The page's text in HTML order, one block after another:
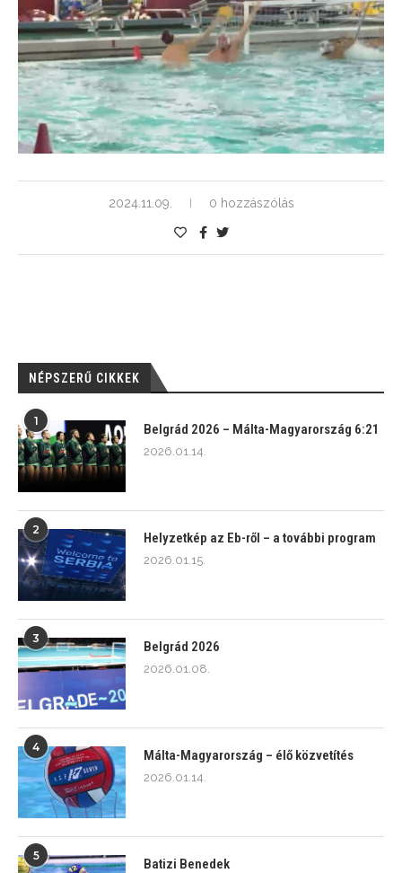
2024.11.09. 0 hozzászólás
NÉPSZERŰ CIKKEK
1
Belgrád 2026 – Málta-Magyarország 6:21
2026.01.14.
2
Helyzetkép az Eb-ről – a további program
2026.01.15.
3
Belgrád 2026
2026.01.08.
4
Málta-Magyarország – élő közvetítés
2026.01.14.
5
Batizi Benedek